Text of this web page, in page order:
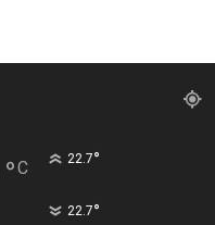
°C 22.7°
22.7°